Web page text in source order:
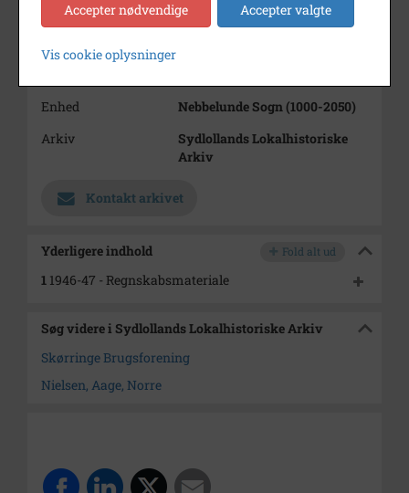
Dateringsnote
1946-1947
Enhed
Nebbelunde Sogn (1000-2050)
Arkiv
Sydlollands Lokalhistoriske
Arkiv
Kontakt arkivet
Yderligere indhold Fold alt ud
1 1946-47 - Regnskabsmateriale
Søg videre i Sydlollands Lokalhistoriske Arkiv
Skørringe Brugsforening
Nielsen, Aage, Norre
Accepter nødvendige Accepter valgte
Vis cookie oplysninger